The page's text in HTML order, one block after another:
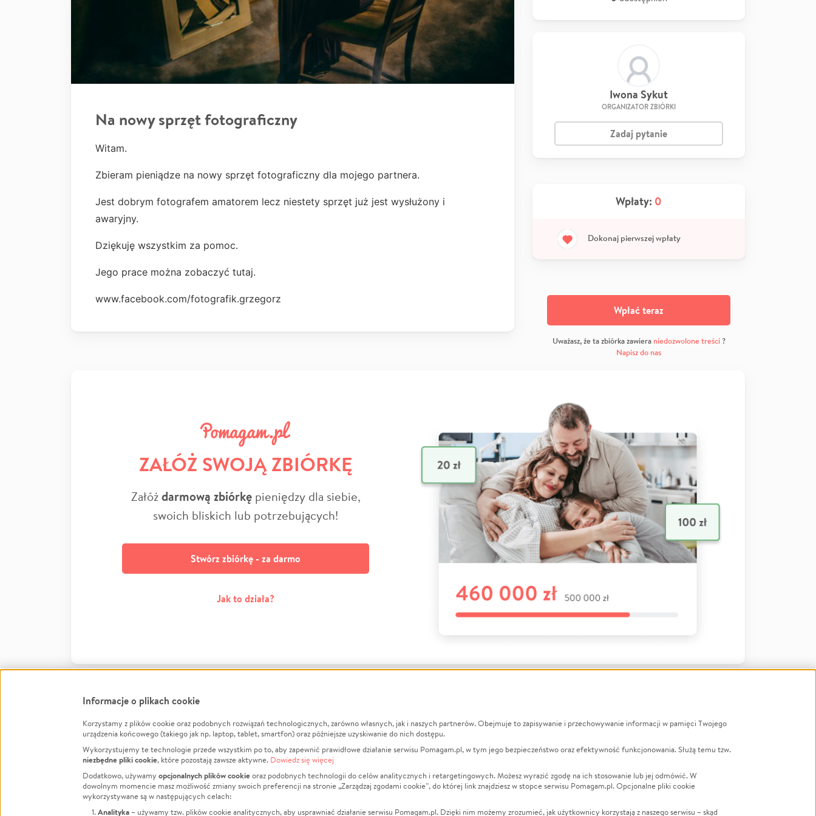
Na nowy sprzęt fotograficzny
Witam.
Zbieram pieniądze na nowy sprzęt fotograficzny dla mojego partnera.
Jest dobrym fotografem amatorem lecz niestety sprzęt już jest wysłużony i
awaryjny.
Dziękuję wszystkim za pomoc.
Jego prace można zobaczyć tutaj.
www.facebook.com/fotografik.grzegorz
Iwona Sykut
ORGANIZATOR ZBIÓRKI
Zadaj pytanie
Wpłaty: 0
Dokonaj pierwszej wpłaty
Wpłać teraz
Uważasz, że ta zbiórka zawiera niedozwolone treści?
Napisz do nas
ZAŁÓŻ SWOJĄ ZBIÓRKĘ
Załóżdarmową zbiórkępieniędzy dla siebie,
swoich bliskich lub potrzebujących!
Stwórz zbiórkę - za darmo
Jak to działa?
FacebookTwitter Instagram
LinkedInTikTok Youtube
Informacje
Jak to działa?
Regulamin
Polityka Prywatności
O nas
Opinie
Raporty
Za darmo
Zbieraj na
Leczenie
Zwierzęta
Pożar
LGBTQ+
Powódź
Wichura
Informacje o plikach cookie
Korzystamy z plików cookie oraz podobnych rozwiązań technologicznych, zarówno własnych, jak i naszych partnerów. Obejmuje to zapisywanie i przechowywanie informacji w pamięci Twojego
urządzenia końcowego (takiego jak np. laptop, tablet, smartfon) oraz późniejsze uzyskiwanie do nich dostępu.
Wykorzystujemy te technologie przede wszystkim po to, aby zapewnić prawidłowe działanie serwisu Pomagam.pl, w tym jego bezpieczeństwo oraz efektywność funkcjonowania. Służą temu tzw.
niezbędne pliki cookie, które pozostają zawsze aktywne. Dowiedz się więcej
Dodatkowo, używamy opcjonalnych plików cookieoraz podobnych technologii do celów analitycznych i retargetingowych. Możesz wyrazić zgodę na ich stosowanie lub jej odmówić. W
dowolnym momencie masz możliwość zmiany swoich preferencji na stronie „Zarządzaj zgodami cookie”, do której link znajdziesz w stopce serwisu Pomagam.pl. Opcjonalne pliki cookie
wykorzystywane są w następujących celach:
Analityka – używamy tzw. plików cookie analitycznych, aby usprawniać działanie serwisu Pomagam.pl. Dzięki nim możemy zrozumieć, jak użytkownicy korzystają z naszego serwisu – skąd